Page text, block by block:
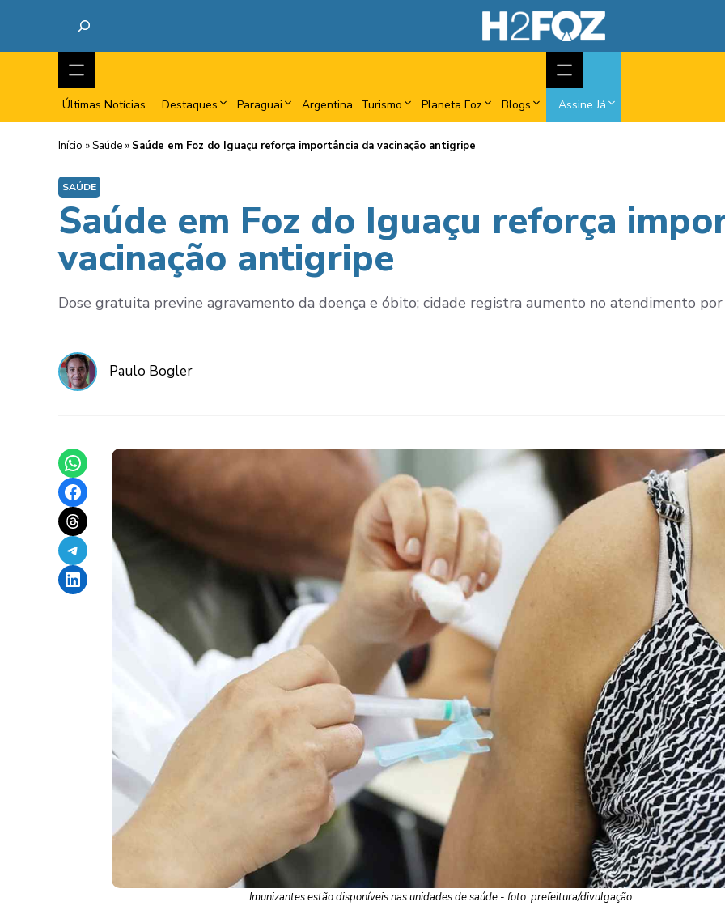
Últimas Notícias Destaques Paraguai Argentina Turismo Planeta Foz Blogs Assine Já
Início »Saúde » Saúde em Foz do Iguaçu reforça importância da vacinação antigripe
SAÚDE
Saúde em Foz do Iguaçu reforça
vacinação antigripe
Dose gratuita previne agravamento da doença e óbito; cidade registra aumento no atendimento por
Paulo Bogler
Share on WhatsApp
Share on Facebook
Share on Threads
Share on Telegram
Share on LinkedIn
Imunizantes estão disponíveis nas unidades de saúde - foto: prefeitura/divulgação